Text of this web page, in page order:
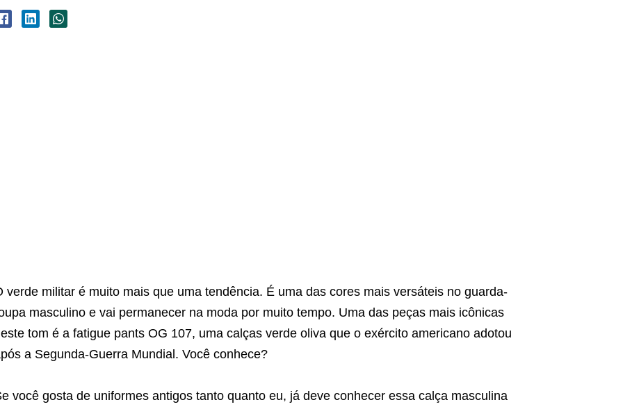
verde militar é muito mais que uma tendência. É uma das cores mais versáteis no guarda-
masculino e vai permanecer na moda por muito tempo. Uma das peças mais icônicas
tom é a fatigue pants OG 107, uma calças verde oliva que o exército americano adotou
a Segunda-Guerra Mundial. Você conhece?
você gosta de uniformes antigos tanto quanto eu, já deve conhecer essa calça masculina